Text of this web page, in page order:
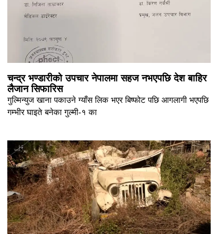
चन्द्र भण्डारीको उपचार नेपालमा सहज नभएपछि देश बाहिर
लैजान सिफारिस
गुल्मिन्युज खाना पकाउने ग्याँस लिक भएर बिष्फोट पछि आगलागी भएपछि
गम्भीर घाइते बनेका गुल्मी-१ का